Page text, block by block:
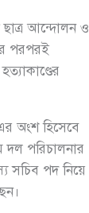
ছাত্র আন্দোলন ও
পরপরই
অংশ হিসেবে
দল পরিচালনার
সচিব পদ নিয়ে